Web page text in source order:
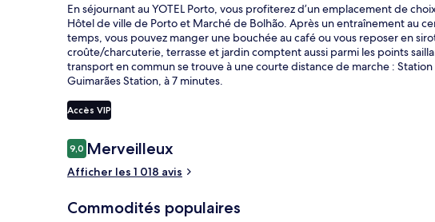
En séjournant au YOTEL Porto, vous profiterez d’un emplacement de
Hôtel de ville de Porto et Marché de Bolhão. Après un entraînement au
temps, vous pouvez manger une bouchée au café ou vous reposer en
croûte/charcuterie, terrasse et jardin comptent aussi parmi les points
transport en commun se trouve à une courte distance de marche :
Guimarães Station, à 7 minutes.
Accès VIP
Avis
9,09,0 sur 10 –
Merveilleux
Afficher les 1 018 avis
Commodités populaires